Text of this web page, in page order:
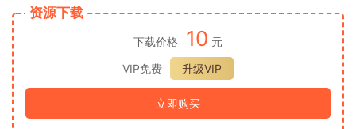
资源下载
下载价格 10 元
VIP免费
升级VIP
立即购买